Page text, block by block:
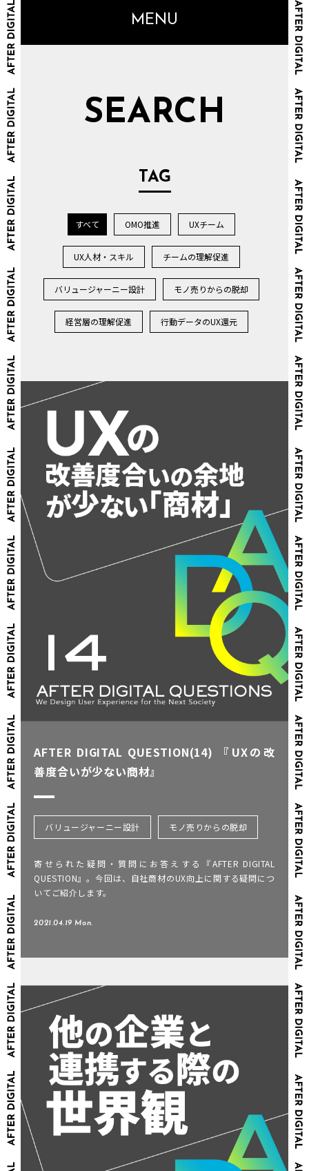
MENU
SEARCH
TAG
すべて OMO推進 UXチーム
UX人材・スキル チームの理解促進
バリュージャーニー設計 モノ売りからの脱却
経営層の理解促進 行動データのUX還元
AFTER DIGITAL QUESTION(14) 『UXの改
善度合いが少ない商材』
バリュージャーニー設計 モノ売りからの脱却
寄せられた疑問・質問にお答えする『AFTER DIGITAL
QUESTION』。今回は、自社商材のUX向上に関する疑問につ
いてご紹介します。
2021.04.19 Mon.